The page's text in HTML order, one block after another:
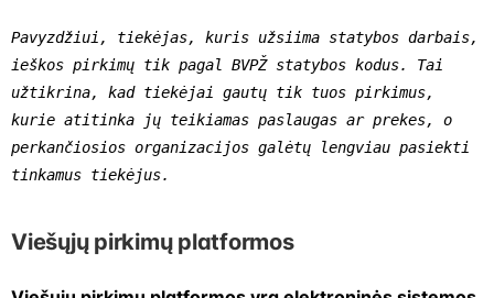
Pavyzdžiui, tiekėjas, kuris užsiima statybos darbais,
ieškos pirkimų tik pagal BVPŽ statybos kodus. Tai
užtikrina, kad tiekėjai gautų tik tuos pirkimus,
kurie atitinka jų teikiamas paslaugas ar prekes, o
perkančiosios organizacijos galėtų lengviau pasiekti
tinkamus tiekėjus.
Viešųjų pirkimų platformos